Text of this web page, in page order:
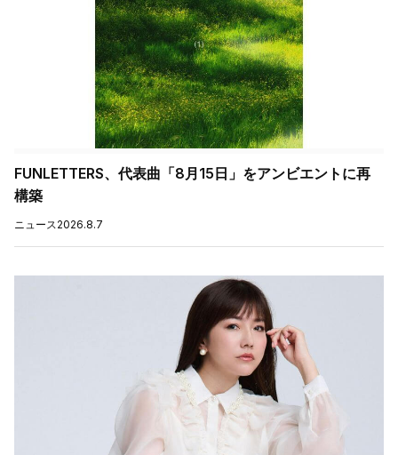
FUNLETTERS、代表曲「8月15日」をアンビエントに再
構築
ニュース 2026.8.7